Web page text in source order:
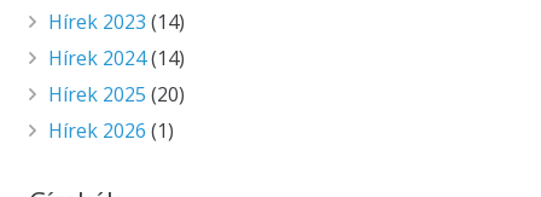
Hírek 2023 (14)
Hírek 2024(14)
Hírek 2025 (20)
Hírek 2026 (1)